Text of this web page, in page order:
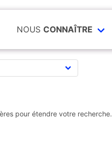
NOUS CONNAÎTRE
pour étendre votre recherche.